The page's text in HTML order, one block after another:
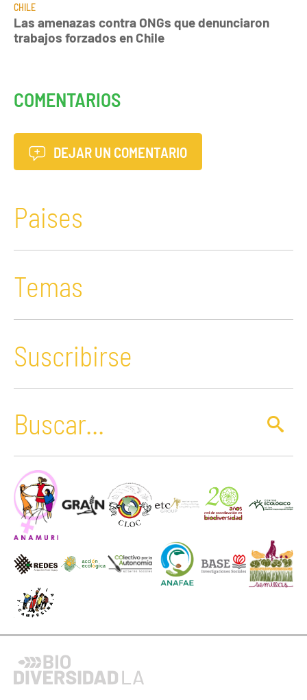
CHILE
Las amenazas contra ONGs que denunciaron
trabajos forzados en Chile
COMENTARIOS
DEJAR UN COMENTARIO
Paises
Temas
Suscribirse